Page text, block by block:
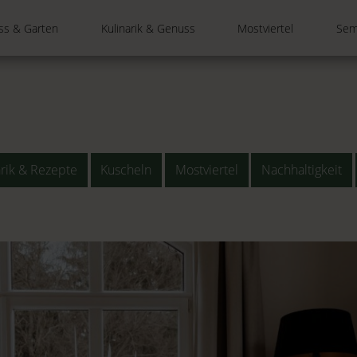
& Garten Kulinarik & Genuss Mostviertel
& Rezepte Kuscheln Mostviertel Nachhaltigkeit